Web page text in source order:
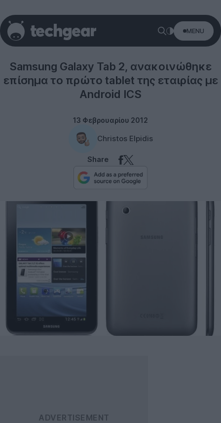
MENU
Samsung Galaxy Tab 2, ανακοινώθηκε
επίσημα το πρώτο tablet της εταιρίας με
Android ICS
13 Φεβρουαρίου 2012
Christos Elpidis
Share